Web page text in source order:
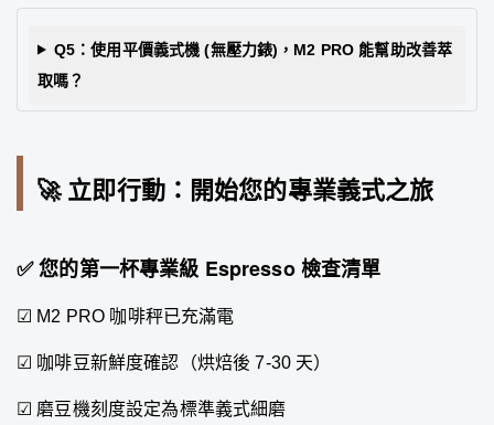
Q5：使用平價義式機 (無壓力錶)，M2 PRO 能幫助改善萃
取嗎？
🚀 立即行動：開始您的專業義式之旅
✅ 您的第一杯專業級 Espresso 檢查清單
☑ M2 PRO 咖啡秤已充滿電
☑ 咖啡豆新鮮度確認（烘焙後 7-30 天）
☑ 磨豆機刻度設定為標準義式細磨